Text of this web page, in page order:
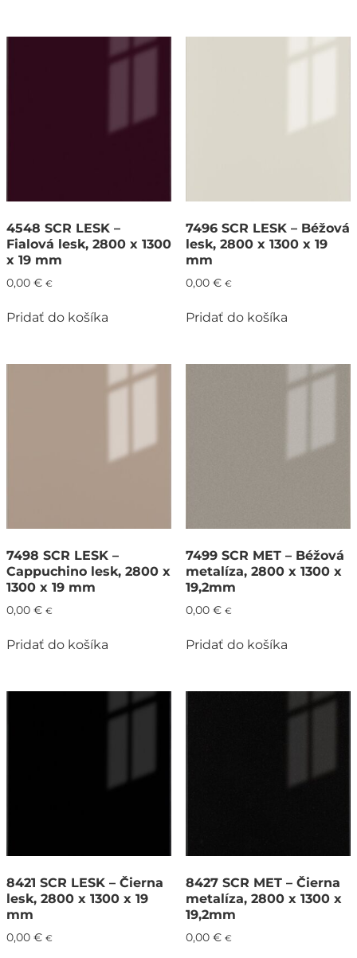
4548 SCR LESK –
Fialová lesk, 2800 x 1300
x 19 mm
0,00 € €
Pridať do košíka
7496 SCR LESK – Béžová
lesk, 2800 x 1300 x 19
mm
0,00 € €
Pridať do košíka
7498 SCR LESK –
Cappuchino lesk, 2800 x
1300 x 19 mm
0,00 € €
Pridať do košíka
7499 SCR MET – Béžová
metalíza, 2800 x 1300 x
19,2mm
0,00 € €
Pridať do košíka
8421 SCR LESK – Čierna
lesk, 2800 x 1300 x 19
mm
0,00 € €
8427 SCR MET – Čierna
metalíza, 2800 x 1300 x
19,2mm
0,00 € €